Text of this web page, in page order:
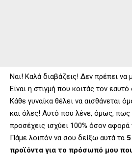
Ναι! Καλά διαβάζεις! Δεν πρέπει να
Είναι η στιγμή που κοιτάς τον
Κάθε γυναίκα θέλει να αισθάνεται
και όλες! Αυτό που λένε, όμως, πως
προσέχεις ισχύει 100% όσον
Πάμε λοιπόν να σου δείξω αυτά τα
προϊόντα για το πρόσωπό μου